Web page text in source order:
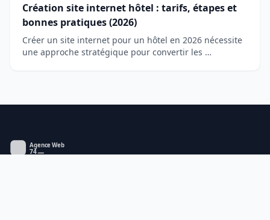
Création site internet hôtel : tarifs, étapes et
bonnes pratiques (2026)
Créer un site internet pour un hôtel en 2026 nécessite
une approche stratégique pour convertir les …